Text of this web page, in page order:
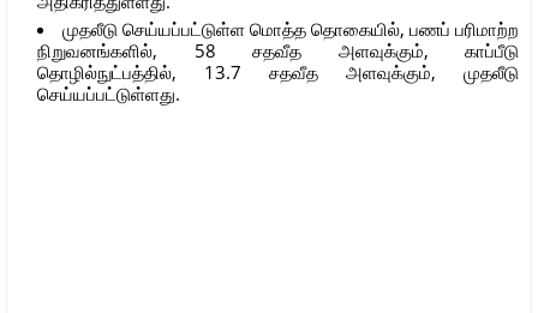
முதலீடு செய்யப்பட்டுள்ள மொத்த தொகையில், பணப் பரிமாற்ற
நிறுவனங்களில், 58 சதவீத அளவுக்கும், காப்பீடு
தொழில்நுட்பத்தில், 13.7 சதவீத அளவுக்கும், முதலீடு
செய்யப்பட்டுள்ளது.